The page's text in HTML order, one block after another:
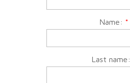
Name: *
Last name: